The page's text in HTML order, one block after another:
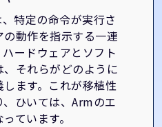
特定の命令が実行さ
動作を指示する一連
ードウェアとソフト
それらがどのように
ます。これが移植性
ひいては、Armのエ
ています。